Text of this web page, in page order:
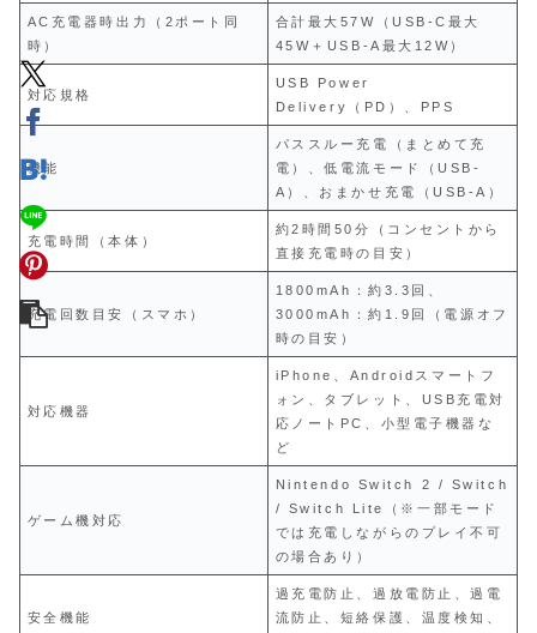
AC充電器時出力（2ポート同
時）
合計最大57W（USB-C最大
45W＋USB-A最大12W）
対応規格
USB Power
Delivery（PD）、PPS
機能
パススルー充電（まとめて充
電）、低電流モード（USB-
A）、おまかせ充電（USB-A）
充電時間（本体）
約2時間50分（コンセントから
直接充電時の目安）
充電回数目安（スマホ）
1800mAh：約3.3回、
3000mAh：約1.9回（電源オフ
時の目安）
対応機器
iPhone、Androidスマートフ
ォン、タブレット、USB充電対
応ノートPC、小型電子機器な
ど
ゲーム機対応
Nintendo Switch 2 / Switch
/ Switch Lite（※一部モード
では充電しながらのプレイ不可
の場合あり）
安全機能
過充電防止、過放電防止、過電
流防止、短絡保護、温度検知、